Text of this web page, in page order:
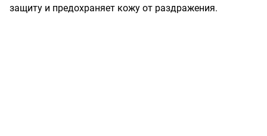
защиту и предохраняет кожу от раздражения.